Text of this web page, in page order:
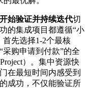
始验证并持续迭代切
的集成项目都遵循“小
先选择1-2个最核
购申请到付款”的全
）。集中资源快
在最短时间内感受到
成功，不仅能验证所